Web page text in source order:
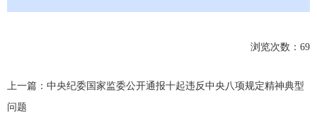
浏览次数： 69
上一篇： 中央纪委国家监委公开通报十起违反中央八项规定精神典型
问题